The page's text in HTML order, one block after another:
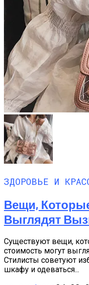
ЗДОРОВЬЕ И
Вещи,
Выглядят
Существуют вещи,
стоимость могут
Стилисты советуют
шкафу и одеваться...